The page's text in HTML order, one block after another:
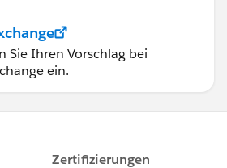
Sie Ihren Vorschlag bei
ein.